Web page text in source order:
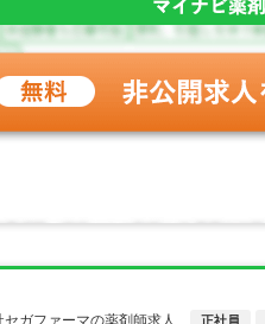
ガファーマの薬剤師求人
正社員